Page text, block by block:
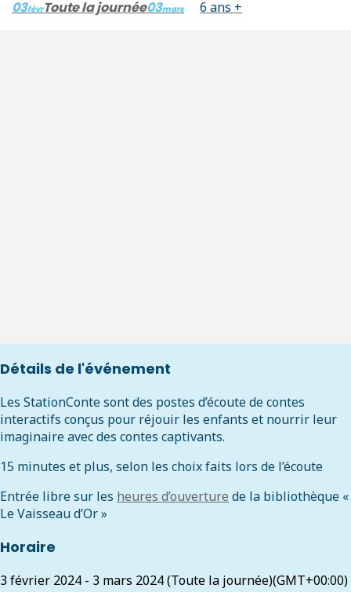
03févrToute la journée03mars 6 ans +
Détails de l'événement
Les StationConte sont des postes d’écoute de contes
interactifs conçus pour réjouir les enfants et nourrir leur
imaginaire avec des contes captivants.
15 minutes et plus, selon les choix faits lors de l’écoute
Entrée libre sur les heures d’ouverture de la bibliothèque «
Le Vaisseau d’Or »
Horaire
3 février 2024 - 3 mars 2024(Toute la journée)(GMT+00:00)